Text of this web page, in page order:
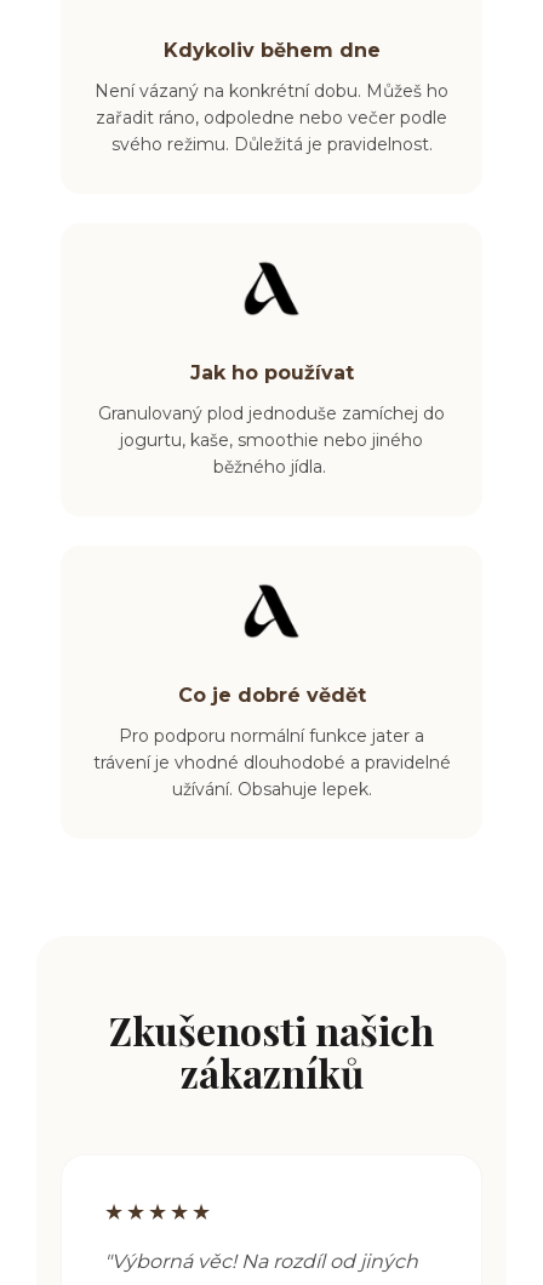
Kdykoliv během dne
Není vázaný na konkrétní dobu. Můžeš ho
zařadit ráno, odpoledne nebo večer podle
svého režimu. Důležitá je pravidelnost.
Jak ho používat
Granulovaný plod jednoduše zamíchej do
jogurtu, kaše, smoothie nebo jiného
běžného jídla.
Co je dobré vědět
Pro podporu normální funkce jater a
trávení je vhodné dlouhodobé a pravidelné
užívání. Obsahuje lepek.
Zkušenosti našich
zákazníků
★★★★★
"Výborná věc! Na rozdíl od jiných